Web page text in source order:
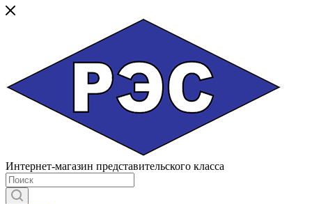
Интернет-магазин представительского класса